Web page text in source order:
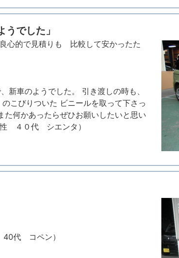
うでした」
心的で見積りも 比較して安かったた
車のようでした。 引き渡しの時も、
こびりついた ビニールを取って下さっ
何かあったらぜひお願いしたいと思い
４０代 シエンタ）
代 コペン）